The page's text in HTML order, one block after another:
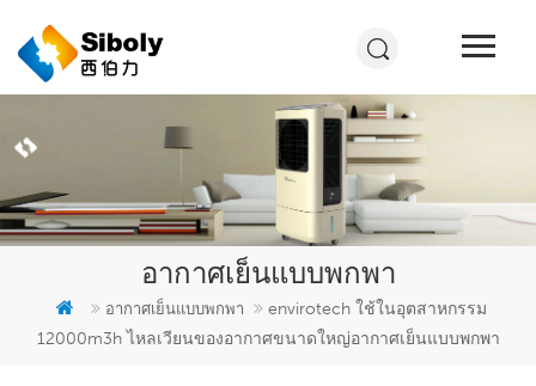
อากาศเย็นแบบพกพา
อากาศเย็นแบบพกพา
envirotech ใช้ในอุตสาหกรรม
12000m3h ไหลเวียนของอากาศขนาดใหญ่อากาศเย็นแบบพกพา